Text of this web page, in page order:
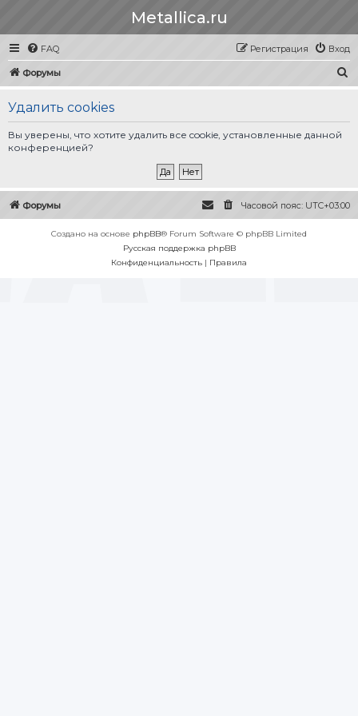
Metallica.ru
FAQ Вход
Регистрация
Форумы
Удалить cookies
Вы уверены, что хотите удалить все cookie, установленные данной
конференцией?
Форумы Часовой пояс: UTC+03:00
Создано на основе phpBB® Forum Software © phpBB Limited
Русская поддержка phpBB
Конфиденциальность | Правила